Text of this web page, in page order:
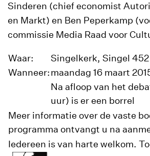
Sinderen (chief economist
en Markt) en Ben Peperkamp
commissie Media Raad voor
Waar:
Singelkerk, Singel
Wanneer:maandag 16 maart
Na afloop van het
uur) is er een borrel
Meer informatie over de vaste
programma ontvangt u na
Iedereen is van harte welkom.